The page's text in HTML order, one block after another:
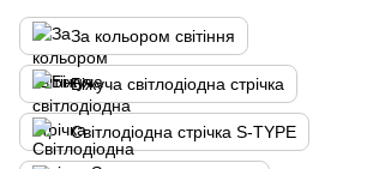
За кольором світіння
Біжуча світлодіодна стрічка
Світлодіодна стрічка S-TYPE